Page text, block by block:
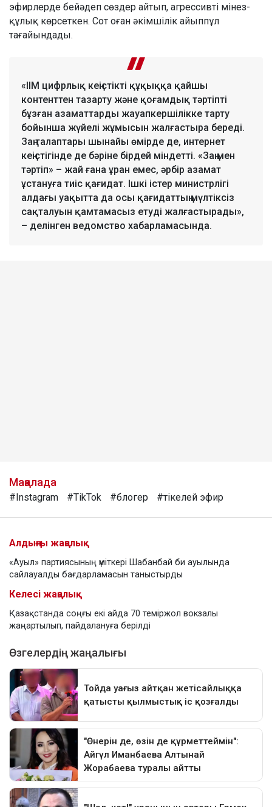
эфирлерде бейәдеп сөздер айтып, агрессивті мінез-
құлық көрсеткен. Сот оған әкімшілік айыппұл
тағайындады.
«ІІМ цифрлық кеңістікті құқыққа қайшы
контенттен тазарту және қоғамдық тәртіпті
бұзған азаматтарды жауапкершілікке тарту
бойынша жүйелі жұмысын жалғастыра береді.
Заң талаптары шынайы өмірде де, интернет
кеңістігінде де бәріне бірдей міндетті. «Заң мен
тәртіп» – жай ғана ұран емес, әрбір азамат
ұстануға тиіс қағидат. Ішкі істер министрлігі
алдағы уақытта да осы қағидаттың мүлтіксіз
сақталуын қамтамасыз етуді жалғастырады»,
– делінген ведомство хабарламасында.
Мақалада
#Instagram #TikTok #блогер #тікелей эфир
Алдыңғы жаңалық
«Ауыл» партиясының үміткері Шабанбай би ауылында
сайлауалды бағдарламасын таныстырды
Келесі жаңалық
Қазақстанда соңғы екі айда 70 теміржол вокзалы
жаңартылып, пайдалануға берілді